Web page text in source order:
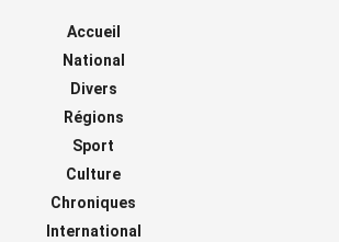
Accueil
National
Divers
Régions
Sport
Culture
Chroniques
International